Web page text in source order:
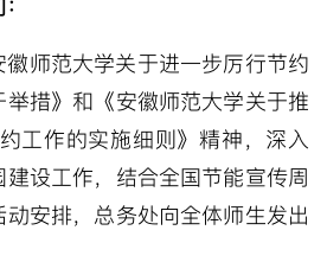
徽师范大学关于进一步厉行节约
举措》和《安徽师范大学关于推
工作的实施细则》精神，深入
设工作，结合全国节能宣传周
安排，总务处向全体师生发出